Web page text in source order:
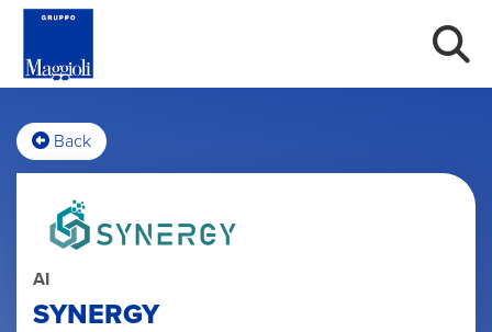
Back
AI
SYNERGY